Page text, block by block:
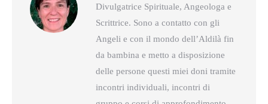
Divulgatrice Spirituale, Angeologa e
Scrittrice. Sono a contatto con gli
Angeli e con il mondo dell’Aldilà fin
da bambina e metto a disposizione
delle persone questi miei doni tramite
incontri individuali, incontri di